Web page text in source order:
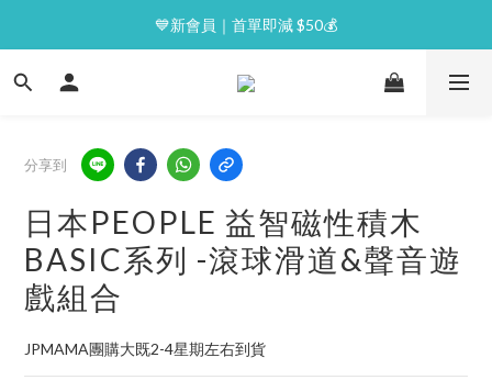
⭐逢星期一malluxe day｜7%購物金回贈
💙新會員｜首單即減 $50💰
⭐逢星期一malluxe day｜7%購物金回贈
分享到
日本PEOPLE 益智磁性積木
BASIC系列 -滾球滑道&聲音遊
戲組合
JPMAMA團購大既2-4星期左右到貨